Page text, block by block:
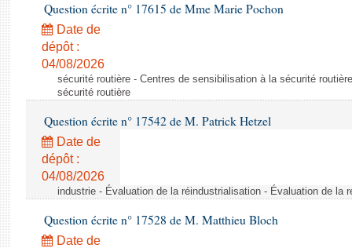
Question écrite n° 17615 de Mme Marie Pochon
Date de
dépôt :
04/08/2026
sécurité routière - Centres de sensibilisation à la sécurité
sécurité routière
Question écrite n° 17542 de M. Patrick Hetzel
Date de
dépôt :
04/08/2026
industrie - Évaluation de la réindustrialisation - Évaluation de la
Question écrite n° 17528 de M. Matthieu Bloch
Date de